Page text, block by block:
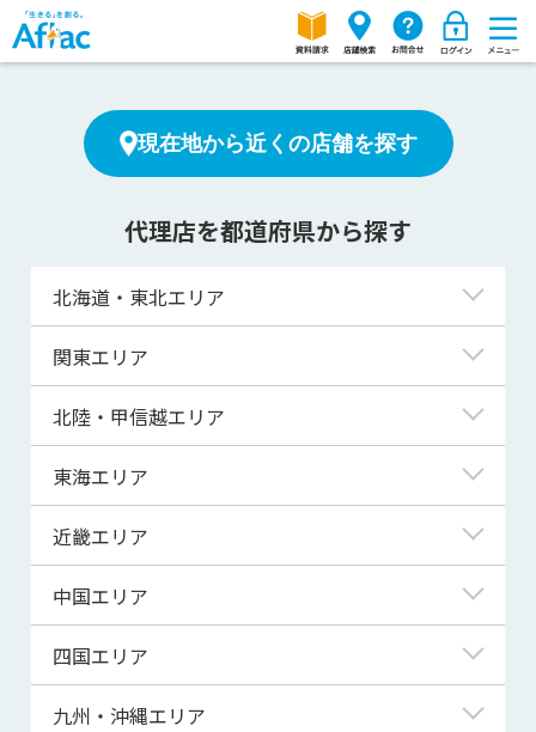
現在地から近くの店舗を探す
代理店を都道府県から探す
北海道・東北エリア
北海道
青森県
宮城県
秋田県
山形県
関東エリア
東京都
神奈川県
埼玉県
千葉県
茨城県
群馬県
北陸・甲信越エリア
新潟県
富山県
福井県
山梨県
東海エリア
岐阜県
静岡県
三重県
近畿エリア
滋賀県
京都府
大阪府
中国エリア
鳥取県
島根県
四国エリア
徳島県
九州・沖縄エリア